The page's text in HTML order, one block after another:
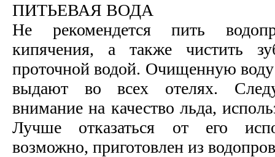
ПИТЬЕВАЯ ВОДА
Не рекомендется пить
кипячения, а также чистить
проточной водой. Очищенную воду
выдают во всех отелях.
внимание на качество льда,
Лучше отказаться от его
возможно, приготовлен из